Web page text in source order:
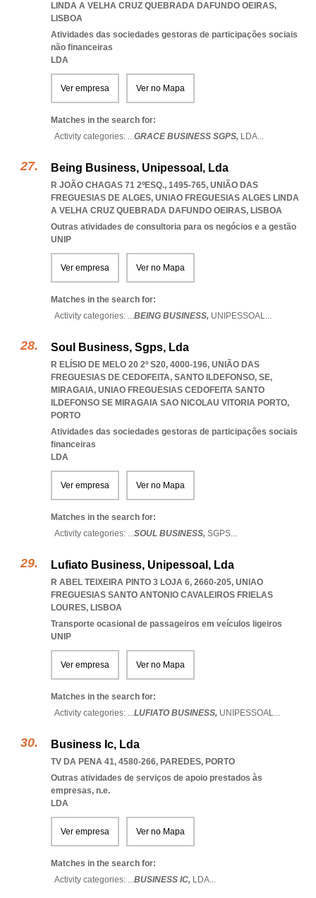
LINDA A VELHA CRUZ QUEBRADA DAFUNDO OEIRAS,
LISBOA
Atividades das sociedades gestoras de participações sociais
não financeiras
LDA
Ver empresa Ver no Mapa
Matches in the search for:
Activity categories: ...GRACE BUSINESS SGPS, LDA...
Being Business, Unipessoal, Lda
R JOÃO CHAGAS 71 2ºESQ., 1495-765, UNIÃO DAS
FREGUESIAS DE ALGES, UNIAO FREGUESIAS ALGES LINDA
A VELHA CRUZ QUEBRADA DAFUNDO OEIRAS, LISBOA
Outras atividades de consultoria para os negócios e a gestão
UNIP
Ver empresa Ver no Mapa
Matches in the search for:
Activity categories: ...BEING BUSINESS, UNIPESSOAL...
Soul Business, Sgps, Lda
R ELÍSIO DE MELO 20 2º S20, 4000-196, UNIÃO DAS
FREGUESIAS DE CEDOFEITA, SANTO ILDEFONSO, SE,
MIRAGAIA, UNIAO FREGUESIAS CEDOFEITA SANTO
ILDEFONSO SE MIRAGAIA SAO NICOLAU VITORIA PORTO,
PORTO
Atividades das sociedades gestoras de participações sociais
financeiras
LDA
Ver empresa Ver no Mapa
Matches in the search for:
Activity categories: ...SOUL BUSINESS, SGPS...
Lufiato Business, Unipessoal, Lda
R ABEL TEIXEIRA PINTO 3 LOJA 6, 2660-205, UNIAO
FREGUESIAS SANTO ANTONIO CAVALEIROS FRIELAS
LOURES, LISBOA
Transporte ocasional de passageiros em veículos ligeiros
UNIP
Ver empresa Ver no Mapa
Matches in the search for:
Activity categories: ...LUFIATO BUSINESS, UNIPESSOAL...
Business Ic, Lda
TV DA PENA 41, 4580-266, PAREDES, PORTO
Outras atividades de serviços de apoio prestados às
empresas, n.e.
LDA
Ver empresa Ver no Mapa
Matches in the search for:
Activity categories: ...BUSINESS IC, LDA...